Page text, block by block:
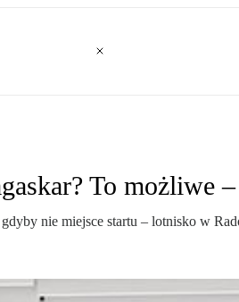
To możliwe
nie miejsce startu – lotnisko w